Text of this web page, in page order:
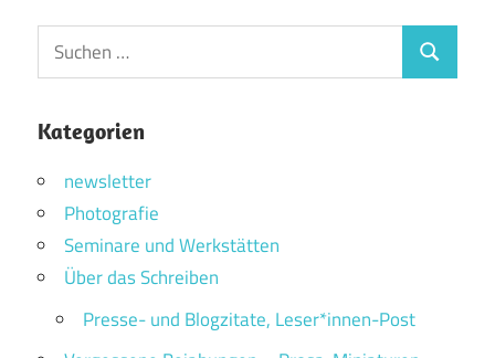
Suchen
nach:
Suchen
Kategorien
newsletter
Photografie
Seminare und Werkstätten
Über das Schreiben
Presse- und Blogzitate, Leser*innen-Post